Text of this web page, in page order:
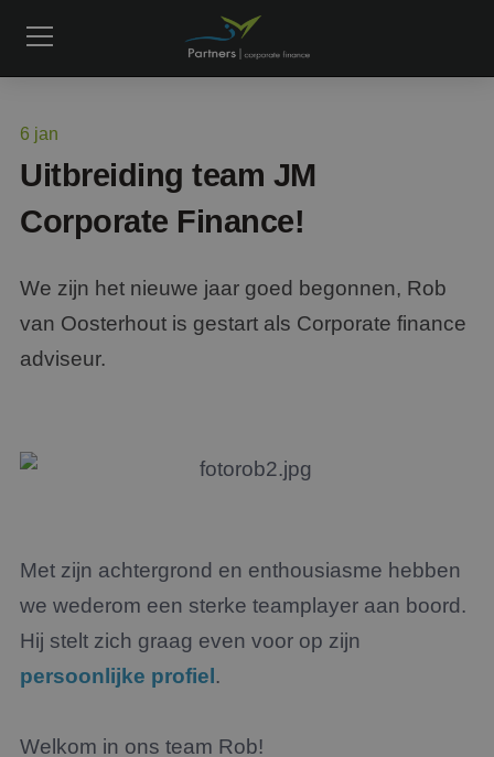
6 jan
Uitbreiding team JM
Corporate Finance!
We zijn het nieuwe jaar goed begonnen, Rob
van Oosterhout is gestart als Corporate finance
adviseur.
Met zijn achtergrond en enthousiasme hebben
we wederom een sterke teamplayer aan boord.
Hij stelt zich graag even voor op zijn
persoonlijke profiel .
Welkom in ons team Rob!